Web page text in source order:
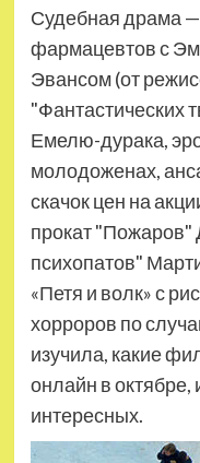
Судебная драма —
фармацевтов с
Эвансом (от
"Фантастических
Емелю-дурака,
молодоженах,
скачок цен на
прокат
психопатов"
«Петя и волк» с
хорроров по
изучила, какие
онлайн в октябре,
интересных.